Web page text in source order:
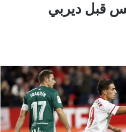
قبل ديربي